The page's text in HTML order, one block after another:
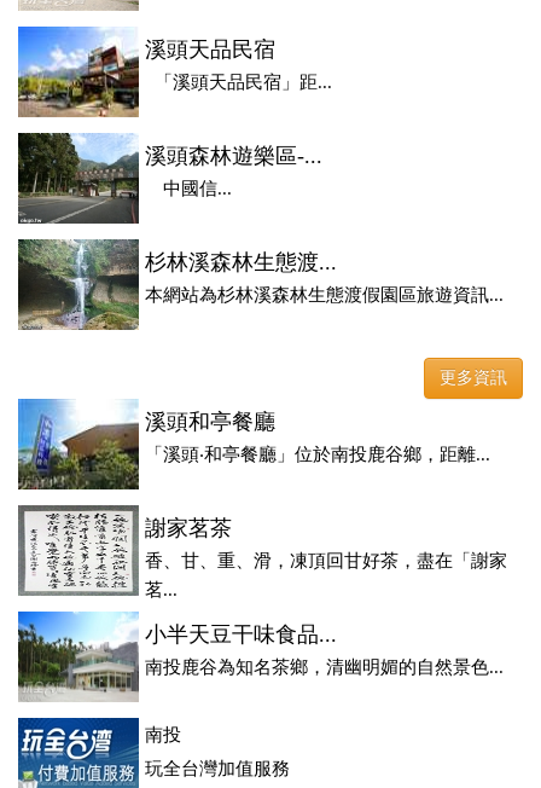
溪頭天品民宿
「溪頭天品民宿」距...
溪頭森林遊樂區-...
中國信...
杉林溪森林生態渡...
本網站為杉林溪森林生態渡假園區旅遊資訊...
更多資訊
溪頭和亭餐廳
「溪頭‧和亭餐廳」位於南投鹿谷鄉，距離...
謝家茗茶
香、甘、重、滑，凍頂回甘好茶，盡在「謝家
茗...
小半天豆干味食品...
南投鹿谷為知名茶鄉，清幽明媚的自然景色...
南投
玩全台灣加值服務